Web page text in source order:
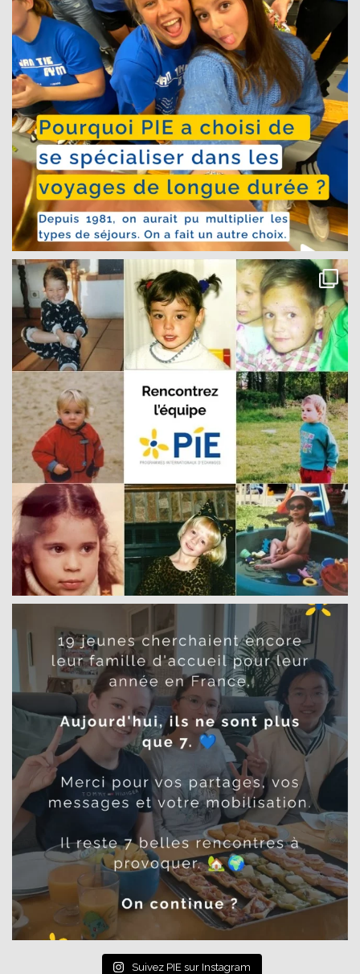
Suivez PIE sur Instagram